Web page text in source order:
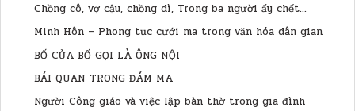
Chồng cô, vợ cậu, chồng dì, Trong ba người ấy chết...
Minh Hôn – Phong tục cưới ma trong văn hóa dân gian
BỐ CỦA BỐ GỌI LÀ ÔNG NỘI
BÁI QUAN TRONG ĐÁM MA
Người Công giáo và việc lập bàn thờ trong gia đình